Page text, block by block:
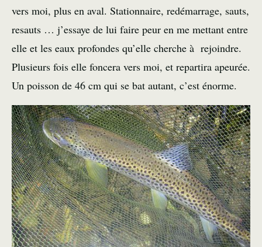
vers moi, plus en aval. Stationnaire, redémarrage, sauts,
resauts … j’essaye de lui faire peur en me mettant entre
elle et les eaux profondes qu’elle cherche à rejoindre.
Plusieurs fois elle foncera vers moi, et repartira apeurée.
Un poisson de 46 cm qui se bat autant, c’est énorme.